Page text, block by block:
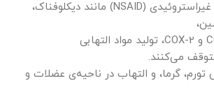
شیاف‌های ضد التهاب غیراستروئیدی (NSAID) مانند دیکلوفناک،
با مهار آنزیم‌های COX-1 و COX-2، تولید مواد التهابی
می‌کنند.
گرما، و التهاب در ناحیه‌ی عضلات و